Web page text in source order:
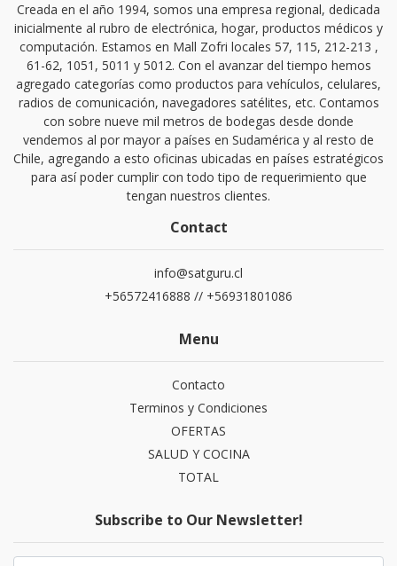
Creada en el año 1994, somos una empresa regional, dedicada
inicialmente al rubro de electrónica, hogar, productos médicos y
computación. Estamos en Mall Zofri locales 57, 115, 212-213 ,
61-62, 1051, 5011 y 5012. Con el avanzar del tiempo hemos
agregado categorías como productos para vehículos, celulares,
radios de comunicación, navegadores satélites, etc. Contamos
con sobre nueve mil metros de bodegas desde donde
vendemos al por mayor a países en Sudamérica y al resto de
Chile, agregando a esto oficinas ubicadas en países estratégicos
para así poder cumplir con todo tipo de requerimiento que
tengan nuestros clientes.
Contact
info@satguru.cl
+56572416888 // +56931801086
Menu
Contacto
Terminos y Condiciones
OFERTAS
SALUD Y COCINA
TOTAL
Subscribe to Our Newsletter!